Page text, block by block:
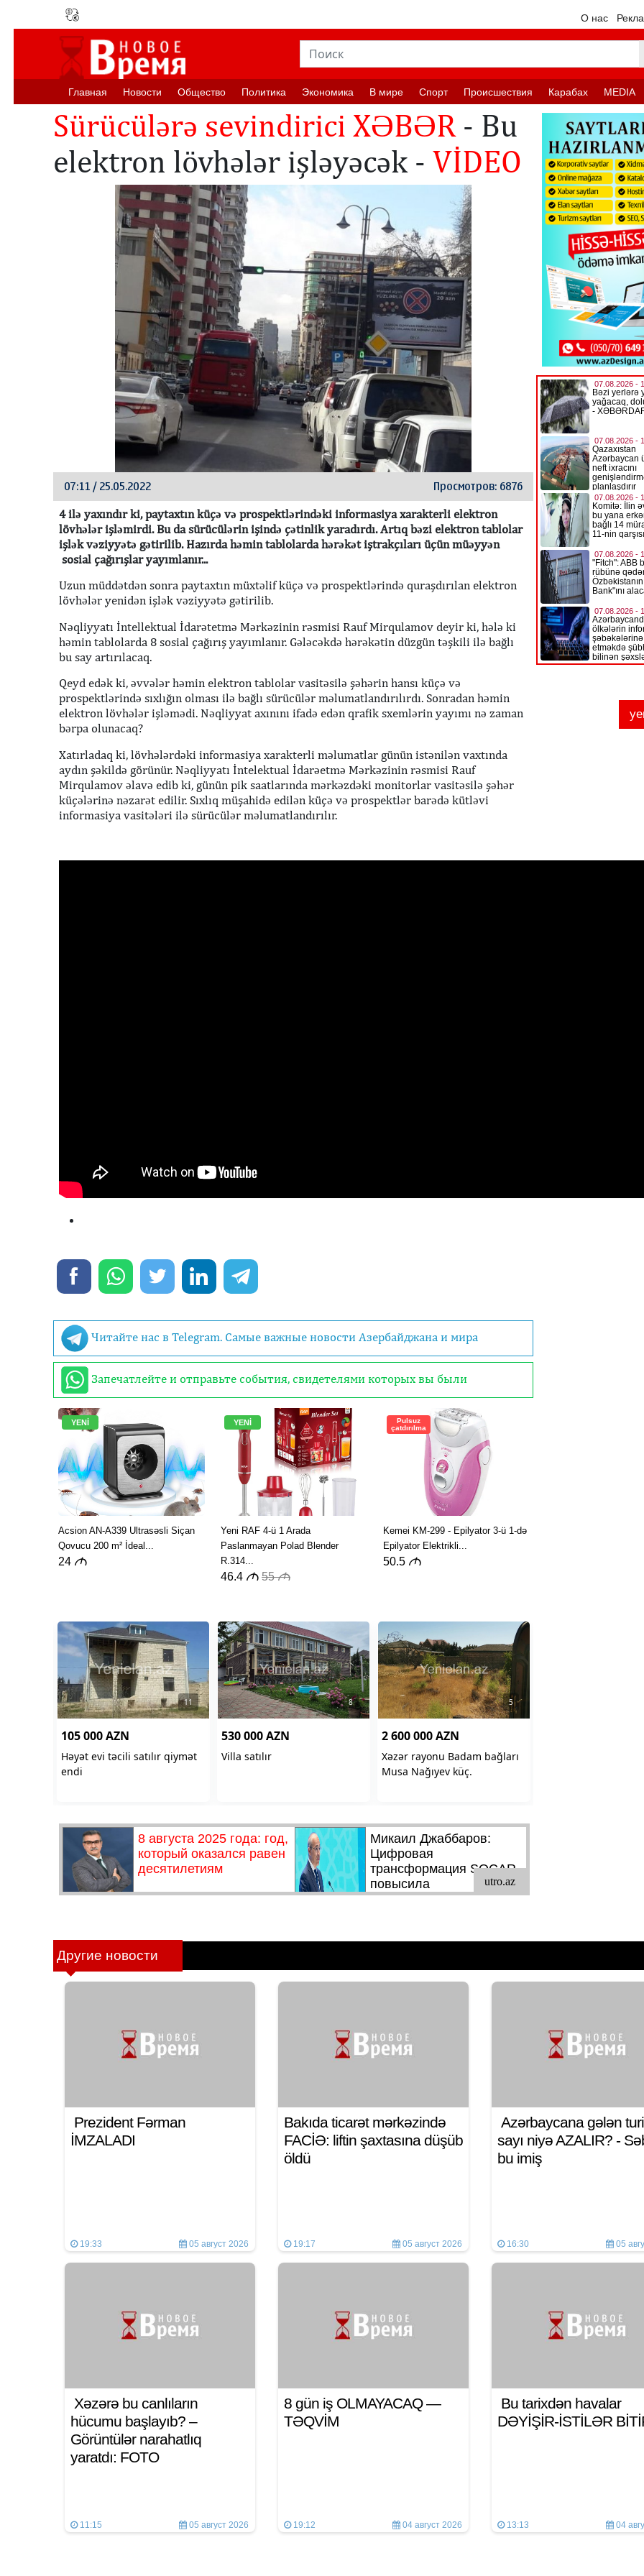
О нас
Главная Новости Oбщество Политика Экономика В мире Спорт Происшествия Карабах MEDIA
Sürücülərə sevindirici XƏBƏR - ​Bu
elektron lövhələr işləyəcək - VİDEO
07:11 / 25.05.2022 Просмотров: 6876
4 ilə yaxındır ki, paytaxtın küçə və prospektlərindəki informasiya xarakterli elektron
lövhələr işləmirdi. Bu da sürücülərin işində çətinlik yaradırdı. Artıq bəzi elektron tablolar
işlək vəziyyətə gətirilib. Hazırda həmin tablolarda hərəkət iştrakçıları üçün müəyyən
sosial çağırışlar yayımlanır...
Uzun müddətdən sonra paytaxtın müxtəlif küçə və prospektlərində quraşdırılan elektron
lövhələr yenidən işlək vəziyyətə gətirilib.
Nəqliyyatı İntellektual İdarətetmə Mərkəzinin rəsmisi Rauf Mirqulamov deyir ki, hələ ki
həmin tablolarda 8 sosial çağırış yayımlanır. Gələcəkdə hərəkətin düzgün təşkili ilə bağlı
bu say artırılacaq.
Qeyd edək ki, əvvələr həmin elektron tablolar vasitəsilə şəhərin hansı küçə və
prospektlərində sıxlığın olması ilə bağlı sürücülər məlumatlandırılırdı. Sonradan həmin
elektron lövhələr işləmədi. Nəqliyyat axınını ifadə edən qrafik sxemlərin yayımı nə zaman
bərpa olunacaq?
Xatırladaq ki, lövhələrdəki informasiya xarakterli məlumatlar günün istənilən vaxtında
aydın şəkildə görünür. Nəqliyyatı İntelektual İdarəetmə Mərkəzinin rəsmisi Rauf
Mirqulamov əlavə edib ki, günün pik saatlarında mərkəzdəki monitorlar vasitəsilə şəhər
küçələrinə nəzarət edilir. Sıxlıq müşahidə edilən küçə və prospektlər barədə kütləvi
informasiya vasitələri ilə sürücülər məlumatlandırılır.
Читайте нас в Telegram. Самые важные новости Азербайджана и мира
Запечатлейте и отправьте события, свидетелями которых вы были
Другие новости
Prezident Fərman
İMZALADI
19:33 05 август 2026
Bakıda ticarət mərkəzində
FACİƏ: liftin şaxtasına düşüb
öldü
19:17 05 август 2026
Azərbaycana gələn
sayı niyə AZALIR? -
bu imiş
16:30 05
Xəzərə bu canlıların
hücumu başlayıb? –
Görüntülər narahatlıq
yaratdı: FOTO
11:15 05 август 2026
8 gün iş OLMAYACAQ —
TƏQVİM
19:12 04 август 2026
Bu tarixdən havalar
DƏYİŞİR-İSTİLƏR
13:13 04